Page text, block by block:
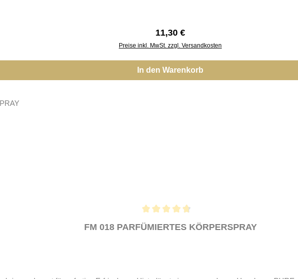
Regulärer Preis:
11,30 €
Preise inkl. MwSt. zzgl. Versandkosten
In den Warenkorb
FM 018 PARFÜMIERTES KÖRPERSPRAY